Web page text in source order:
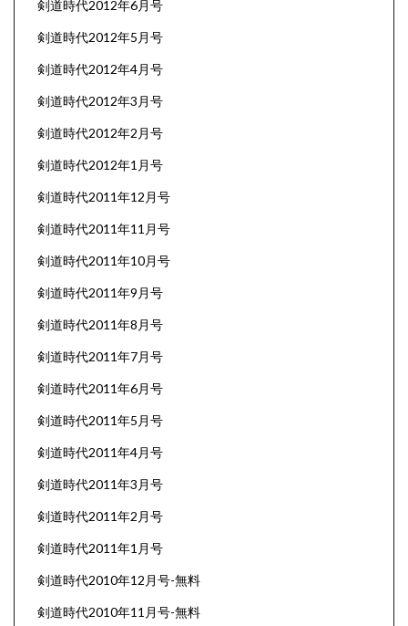
剣道時代2012年6月号
剣道時代2012年5月号
剣道時代2012年4月号
剣道時代2012年3月号
剣道時代2012年2月号
剣道時代2012年1月号
剣道時代2011年12月号
剣道時代2011年11月号
剣道時代2011年10月号
剣道時代2011年9月号
剣道時代2011年8月号
剣道時代2011年7月号
剣道時代2011年6月号
剣道時代2011年5月号
剣道時代2011年4月号
剣道時代2011年3月号
剣道時代2011年2月号
剣道時代2011年1月号
剣道時代2010年12月号-無料
剣道時代2010年11月号-無料